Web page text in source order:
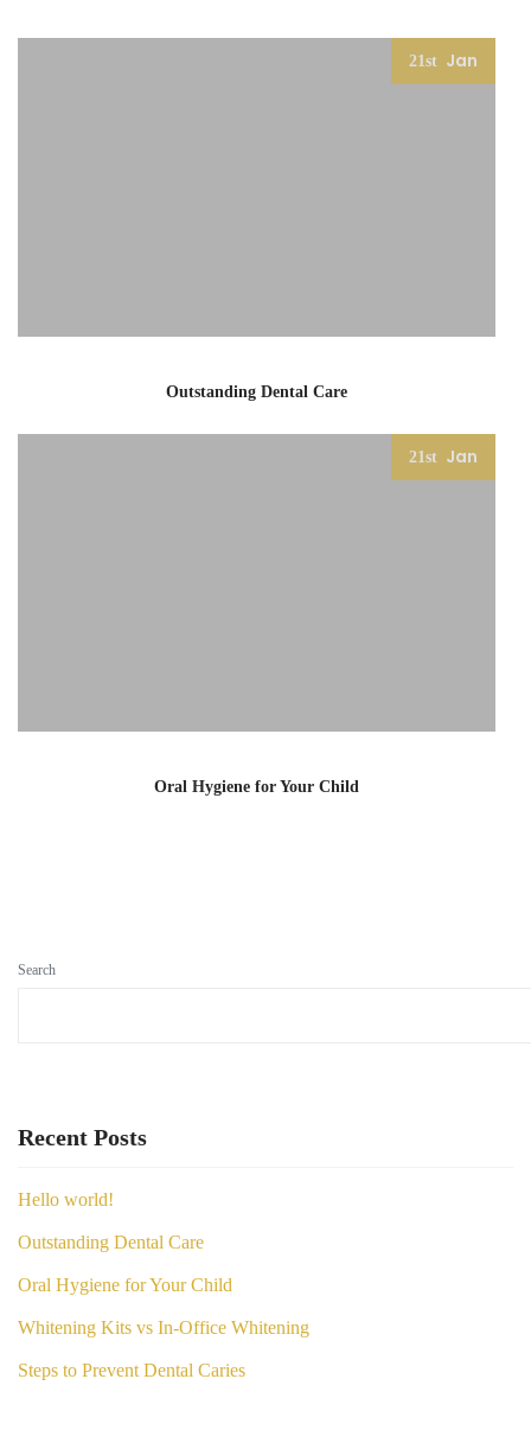
21st Jan
Outstanding Dental Care
21st Jan
Oral Hygiene for Your Child
Search
Recent Posts
Hello world!
Outstanding Dental Care
Oral Hygiene for Your Child
Whitening Kits vs In-Office Whitening
Steps to Prevent Dental Caries